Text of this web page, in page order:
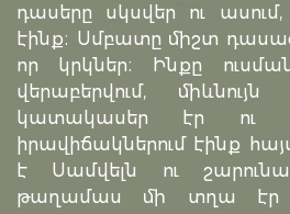
դասերը սկսվեր ու ասում,
էինք։ Սմբատը միշտ
որ կրկներ։ Ինքը
վերաբերվում,
կատակասեր էր ու
իրավիճակներում էինք
է Սամվելն ու
թաղամաս մի տղա էր